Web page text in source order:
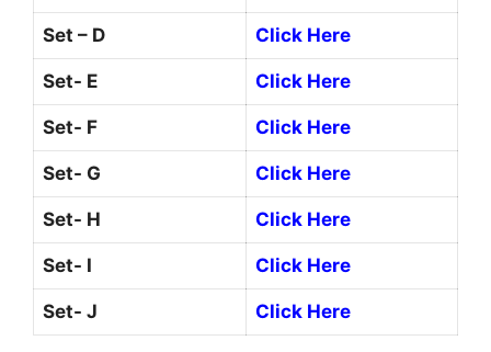
Set – D Click Here
Set- E Click Here
Set- F Click Here
Set- G Click Here
Set- H Click Here
Set- I Click Here
Set- J Click Here